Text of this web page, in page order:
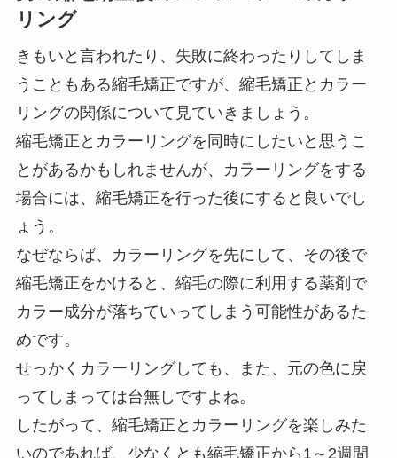
リング
きもいと言われたり、失敗に終わったりしてしま
うこともある縮毛矯正ですが、縮毛矯正とカラー
リングの関係について見ていきましょう。
縮毛矯正とカラーリングを同時にしたいと思うこ
とがあるかもしれませんが、カラーリングをする
場合には、縮毛矯正を行った後にすると良いでし
ょう。
なぜならば、カラーリングを先にして、その後で
縮毛矯正をかけると、縮毛の際に利用する薬剤で
カラー成分が落ちていってしまう可能性があるた
めです。
せっかくカラーリングしても、また、元の色に戻
ってしまっては台無しですよね。
したがって、縮毛矯正とカラーリングを楽しみた
いのであれば、少なくとも縮毛矯正から1～2週間